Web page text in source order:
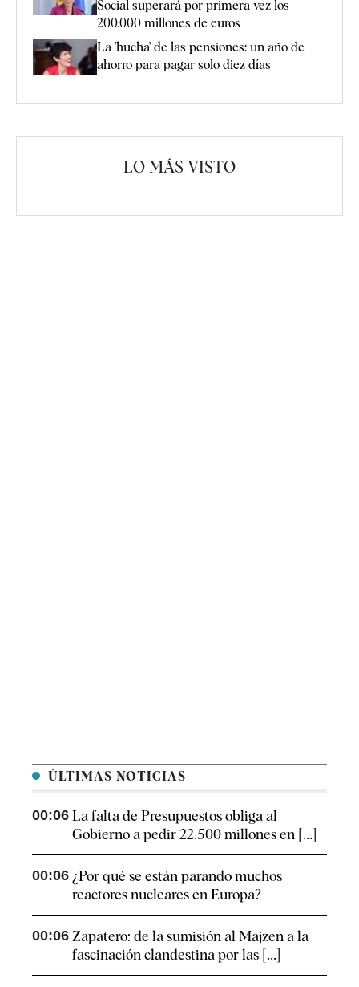
Social superará por primera vez los
200.000 millones de euros
La 'hucha' de las pensiones: un año de
ahorro para pagar solo diez días
LO MÁS VISTO
ÚLTIMAS NOTICIAS
00:06 La falta de Presupuestos obliga al
Gobierno a pedir 22.500 millones en [...]
00:06 ¿Por qué se están parando muchos
reactores nucleares en Europa?
00:06 Zapatero: de la sumisión al Majzen a la
fascinación clandestina por las [...]